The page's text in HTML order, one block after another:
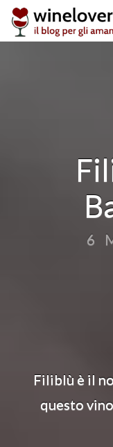
Skip
6
Filiblù è il
questo